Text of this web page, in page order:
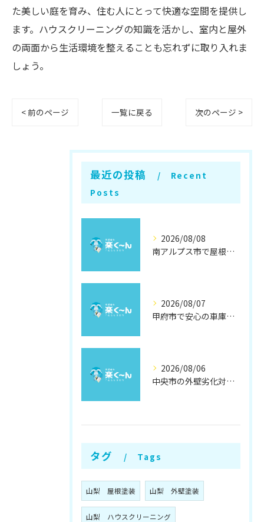
た美しい庭を育み、住む人にとって快適な空間を提供し
ます。ハウスクリーニングの知識を活かし、室内と屋外
の両面から生活環境を整えることも忘れずに取り入れま
しょう。
< 前のページ 一覧に戻る 次のページ >
最近の投稿
Recent
Posts
2026/08/08
南アルプス市で屋根遮熱塗装の効果徹底解説
2026/08/07
甲府市で安心の車庫屋根修理方法
2026/08/06
中央市の外壁劣化対策と補修方法
タグ Tags
山梨 屋根塗装 山梨 外壁塗装
山梨 ハウスクリーニング